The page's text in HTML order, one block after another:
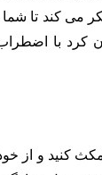
می کند تا
کرد با اضطراب
کنید و از